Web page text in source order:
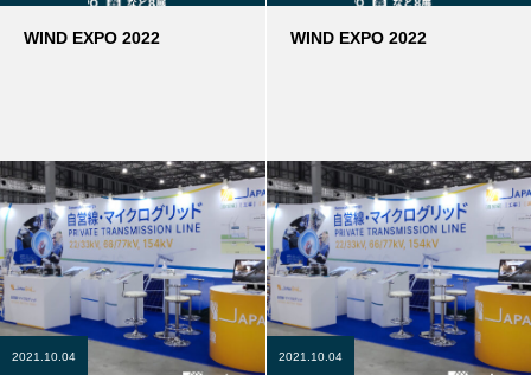
WIND EXPO 2022 WIND EXPO 2022
2021.10.04 2021.10.04